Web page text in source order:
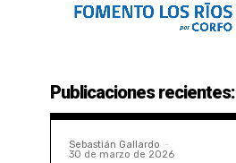
Publicaciones recientes:
Sebastián Gallardo -
30 de marzo de 2026